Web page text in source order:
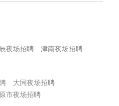
夜场招聘
津南夜场招聘
大同夜场招聘
市夜场招聘